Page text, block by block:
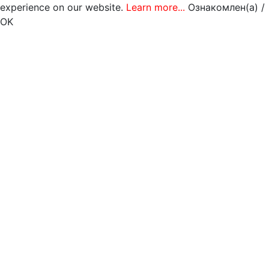
experience on our website. Learn more... Ознакомлен(а) /
OK